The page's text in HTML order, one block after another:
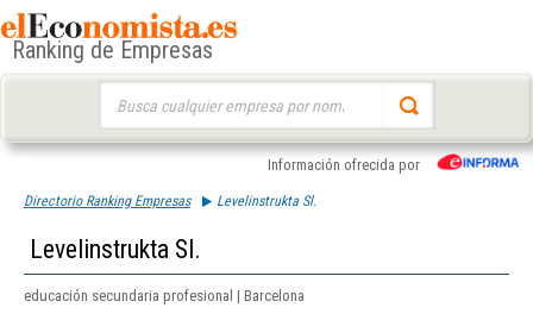
Ranking de Empresas
Información ofrecida por
Directorio Ranking Empresas Levelinstrukta Sl.
Levelinstrukta Sl.
educación secundaria profesional | Barcelona